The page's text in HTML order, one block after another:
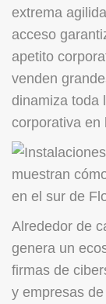
extrema
acceso
apetito
venden
dinamiza toda
corporativa en
Alrededor de
genera un
firmas de
y empresas